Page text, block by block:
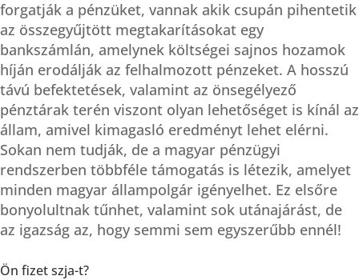
forgatják a pénzüket, vannak akik csupán pihentetik
az összegyűjtött megtakarításokat egy
bankszámlán, amelynek költségei sajnos hozamok
híján erodálják az felhalmozott pénzeket. A hosszú
távú befektetések, valamint az önsegélyező
pénztárak terén viszont olyan lehetőséget is kínál az
állam, amivel kimagasló eredményt lehet elérni.
Sokan nem tudják, de a magyar pénzügyi
rendszerben többféle támogatás is létezik, amelyet
minden magyar állampolgár igényelhet. Ez elsőre
bonyolultnak tűnhet, valamint sok utánajárást, de
az igazság az, hogy semmi sem egyszerűbb ennél!
Ön fizet szja-t?